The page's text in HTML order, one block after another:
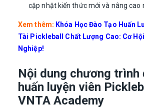
cập nhật kiến thức mới và nâng cao
Xem thêm: Khóa Học Đào Tạo Huấn
Tài Pickleball Chất Lượng Cao: Cơ
Nghiệp!
Nội dung chương trình
huấn luyện viên
VNTA Academy